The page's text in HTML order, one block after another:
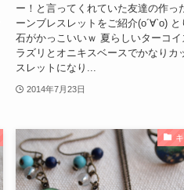
ー！と言ってくれていた友達の作っ
ーンブレスレットをご紹介(о´∀`о)
石がかっこいいｗ 夏らしいターコイ
ラズリとオニキスベースでかなりカ
スレットになり...
2014年7月23日